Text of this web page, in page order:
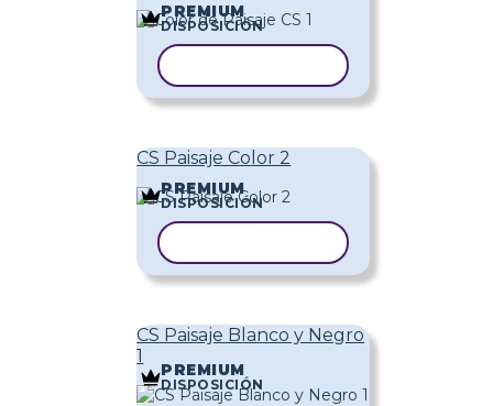
PREMIUM
DISPOSICIÓN
CS Paisaje Color 2
PREMIUM
DISPOSICIÓN
CS Paisaje Blanco y Negro
1
PREMIUM
DISPOSICIÓN